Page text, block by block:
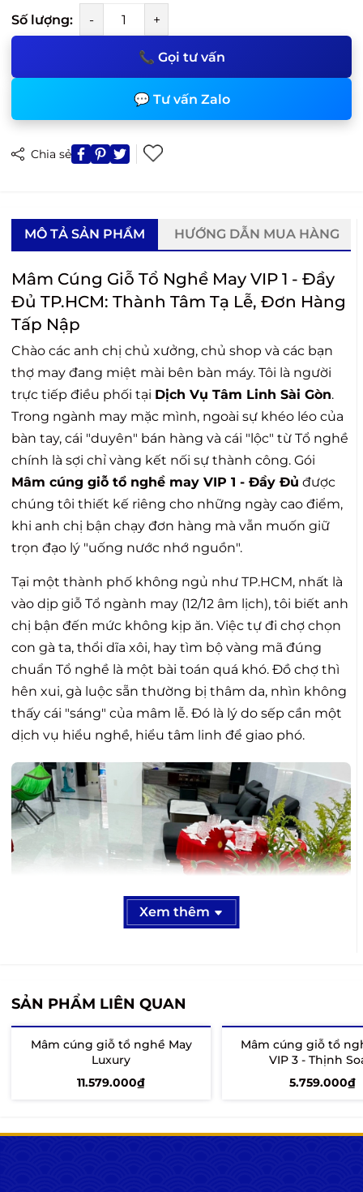
Số lượng: - +
📞 Gọi tư vấn
💬 Tư vấn Zalo
Chia sẻ
MÔ TẢ SẢN PHẨM HƯỚNG DẪN MUA HÀNG
Mâm Cúng Giỗ Tổ Nghề May VIP 1 - Đầy
Đủ TP.HCM: Thành Tâm Tạ Lễ, Đơn Hàng
Tấp Nập
Chào các anh chị chủ xưởng, chủ shop và các bạn
thợ may đang miệt mài bên bàn máy. Tôi là người
trực tiếp điều phối tại Dịch Vụ Tâm Linh Sài Gòn.
Trong ngành may mặc mình, ngoài sự khéo léo của
bàn tay, cái "duyên" bán hàng và cái "lộc" từ Tổ nghề
chính là sợi chỉ vàng kết nối sự thành công. Gói
Mâm cúng giỗ tổ nghề may VIP 1 - Đầy Đủ được
chúng tôi thiết kế riêng cho những ngày cao điểm,
khi anh chị bận chạy đơn hàng mà vẫn muốn giữ
trọn đạo lý "uống nước nhớ nguồn".
Tại một thành phố không ngủ như TP.HCM, nhất là
vào dịp giỗ Tổ ngành may (12/12 âm lịch), tôi biết anh
chị bận đến mức không kịp ăn. Việc tự đi chợ chọn
con gà ta, thổi dĩa xôi, hay tìm bộ vàng mã đúng
chuẩn Tổ nghề là một bài toán quá khó. Đồ chợ thì
hên xui, gà luộc sẵn thường bị thâm da, nhìn không
thấy cái "sáng" của mâm lễ. Đó là lý do sếp cần một
dịch vụ hiểu nghề, hiểu tâm linh để giao phó.
Xem thêm
SẢN PHẨM LIÊN QUAN
Mâm cúng giỗ tổ nghề May
Luxury
11.579.000₫
Mâm cúng giỗ tổ
VIP 3 - Thịnh
5.759.000₫